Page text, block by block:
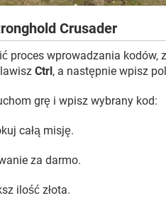
Crusader
proces wprowadzania kodów,
Ctrl , a następnie wpisz
grę i wpisz wybrany kod:
całą misję.
za darmo.
ilość złota.